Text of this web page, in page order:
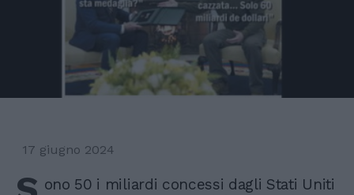
17 giugno 2024
ono 50 i miliardi concessi dagli Stati Uniti